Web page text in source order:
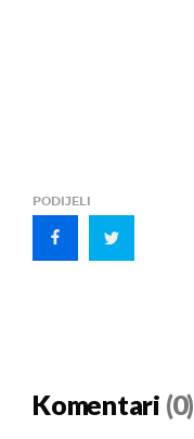
PODIJELI
Komentari (0)